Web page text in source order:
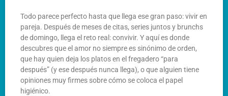
Todo parece perfecto hasta que llega ese gran paso: vivir en
pareja. Después de meses de citas, series juntos y brunchs
de domingo, llega el reto real: convivir. Y aquí es donde
descubres que el amor no siempre es sinónimo de orden,
que hay quien deja los platos en el fregadero “para
después” (y ese después nunca llega), o que alguien tiene
opiniones muy firmes sobre cómo se coloca el papel
higiénico.